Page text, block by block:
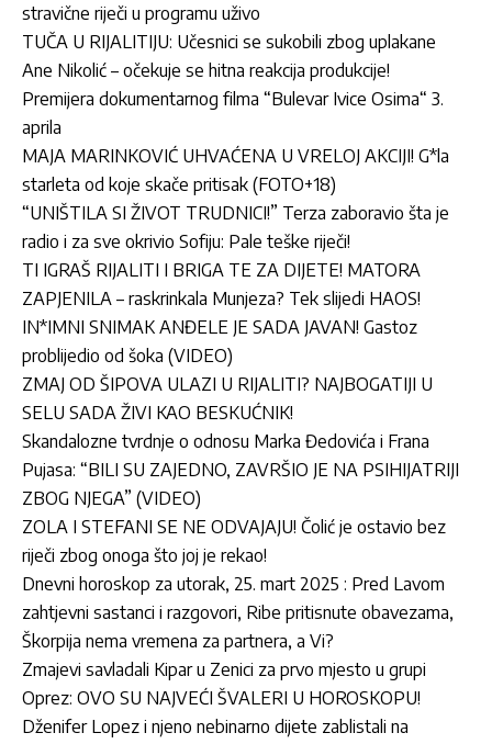
stravične riječi u programu uživo
TUČA U RIJALITIJU: Učesnici se sukobili zbog uplakane
Ane Nikolić – očekuje se hitna reakcija produkcije!
Premijera dokumentarnog filma “Bulevar Ivice Osima“ 3.
aprila
MAJA MARINKOVIĆ UHVAĆENA U VRELOJ AKCIJI! G*la
starleta od koje skače pritisak (FOTO+18)
“UNIŠTILA SI ŽIVOT TRUDNICI!” Terza zaboravio šta je
radio i za sve okrivio Sofiju: Pale teške riječi!
TI IGRAŠ RIJALITI I BRIGA TE ZA DIJETE! MATORA
ZAPJENILA – raskrinkala Munjeza? Tek slijedi HAOS!
IN*IMNI SNIMAK ANĐELE JE SADA JAVAN! Gastoz
problijedio od šoka (VIDEO)
ZMAJ OD ŠIPOVA ULAZI U RIJALITI? NAJBOGATIJI U
SELU SADA ŽIVI KAO BESKUĆNIK!
Skandalozne tvrdnje o odnosu Marka Đedovića i Frana
Pujasa: “BILI SU ZAJEDNO, ZAVRŠIO JE NA PSIHIJATRIJI
ZBOG NJEGA” (VIDEO)
ZOLA I STEFANI SE NE ODVAJAJU! Čolić je ostavio bez
riječi zbog onoga što joj je rekao!
Dnevni horoskop za utorak, 25. mart 2025 : Pred Lavom
zahtjevni sastanci i razgovori, Ribe pritisnute obavezama,
Škorpija nema vremena za partnera, a Vi?
Zmajevi savladali Kipar u Zenici za prvo mjesto u grupi
Oprez: OVO SU NAJVEĆI ŠVALERI U HOROSKOPU!
Dženifer Lopez i njeno nebinarno dijete zablistali na